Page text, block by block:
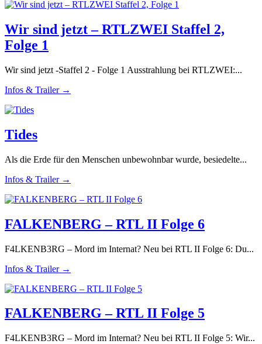
Wir sind jetzt – RTLZWEI Staffel 2,
Folge 1
Wir sind jetzt -Staffel 2 - Folge 1 Ausstrahlung bei RTLZWEI:...
Infos & Trailer →
Tides
Als die Erde für den Menschen unbewohnbar wurde, besiedelte...
Infos & Trailer →
FALKENBERG – RTL II Folge 6
F4LKENB3RG – Mord im Internat? Neu bei RTL II Folge 6: Du...
Infos & Trailer →
FALKENBERG – RTL II Folge 5
F4LKENB3RG – Mord im Internat? Neu bei RTL II Folge 5: Wir...